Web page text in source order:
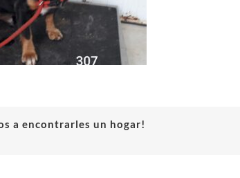
a encontrarles un hogar!